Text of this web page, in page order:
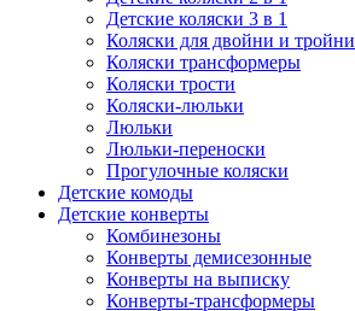
Детские коляски 3 в 1
Коляски для двойни и тройни
Коляски трансформеры
Коляски трости
Коляски-люльки
Люльки
Люльки-переноски
Прогулочные коляски
Детские комоды
Детские конверты
Комбинезоны
Конверты демисезонные
Конверты на выписку
Конверты-трансформеры